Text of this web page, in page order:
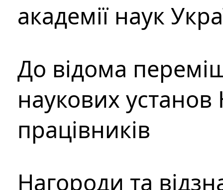
академії наук
До відома
наукових установ
працівників
Нагороди та